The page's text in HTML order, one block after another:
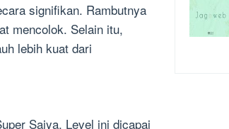
signifikan. Rambutnya
mencolok. Selain itu,
lebih kuat dari
Saiya. Level ini dicapai